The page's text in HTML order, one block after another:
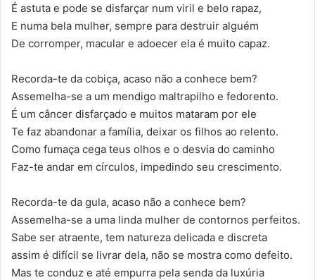
É astuta e pode se disfarçar num viril e belo rapaz,
E numa bela mulher, sempre para destruir alguém
De corromper, macular e adoecer ela é muito capaz.
Recorda-te da cobiça, acaso não a conhece bem?
Assemelha-se a um mendigo maltrapilho e fedorento.
É um câncer disfarçado e muitos mataram por ele
Te faz abandonar a família, deixar os filhos ao relento.
Como fumaça cega teus olhos e o desvia do caminho
Faz-te andar em círculos, impedindo seu crescimento.
Recorda-te da gula, acaso não a conhece bem?
Assemelha-se a uma linda mulher de contornos perfeitos.
Sabe ser atraente, tem natureza delicada e discreta
assim é difícil se livrar dela, não se mostra como defeito.
Mas te conduz e até empurra pela senda da luxúria